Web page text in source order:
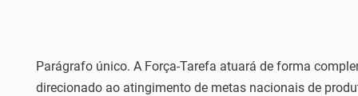
Parágrafo único. A Força-Tarefa atuará de forma
direcionado ao atingimento de metas nacionais de